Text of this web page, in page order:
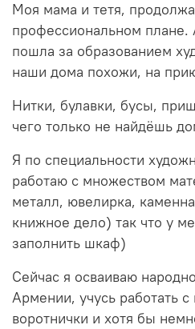
Моя мама и тетя,
профессиональном плане.
пошла за образованием
наши дома похожи, на
Нитки, булавки, бусы,
чего только не найдёшь
Я по специальности
работаю с множеством
металл, ювелирка,
книжное дело) так что у
заполнить шкаф)
Сейчас я осваиваю
Армении, учусь работать с
воротнички и хотя бы